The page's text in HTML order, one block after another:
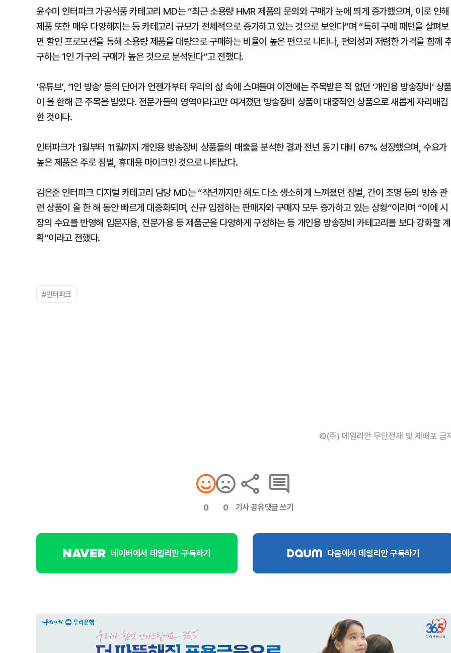
윤수미 인터파크 가공식품 카테고리 MD는 “최근 소용량 HMR 제품의 문의와 구매가 눈에 띄게 증가했으며, 이로 인해
제품 또한 매우 다양해지는 등 카테고리 규모가 전체적으로 증가하고 있는 것으로 보인다”며 “특히 구매 패턴을 살펴보
면 할인 프로모션을 통해 소용량 제품을 대량으로 구매하는 비율이 높은 편으로 나타나, 편의성과 저렴한 가격을 함께
구하는 1인 가구의 구매가 높은 것으로 분석된다”고 전했다.
‘유튜브’, ‘1인 방송’ 등의 단어가 언젠가부터 우리의 삶 속에 스며들며 이전에는 주목받은 적 없던 ‘개인용 방송장비’ 상품
이 올 한해 큰 주목을 받았다. 전문가들의 영역이라고만 여겨졌던 방송장비 상품이 대중적인 상품으로 새롭게 자리매김
한 것이다.
인터파크가 1월부터 11월까지 개인용 방송장비 상품들의 매출을 분석한 결과 전년 동기 대비 67% 성장했으며, 수요가
높은 제품은 주로 짐벌, 휴대용 마이크인 것으로 나타났다.
김은준 인터파크 디지털 카테고리 담당 MD는 “작년까지만 해도 다소 생소하게 느껴졌던 짐벌, 간이 조명 등의 방송 관
련 상품이 올 한 해 동안 빠르게 대중화되며, 신규 입점하는 판매자와 구매자 모두 증가하고 있는 상황”이라며 “이에 시
장의 수요를 반영해 입문자용, 전문가용 등 제품군을 다양하게 구성하는 등 개인용 방송장비 카테고리를 보다 강화할 계
획”이라고 전했다.
#인터파크
©(주) 데일리안 무단전재 및 재배포 금
0 0 기사 공유댓글 쓰기
네이버에서 데일리안 구독하기 다음에서 데일리안 구독하기